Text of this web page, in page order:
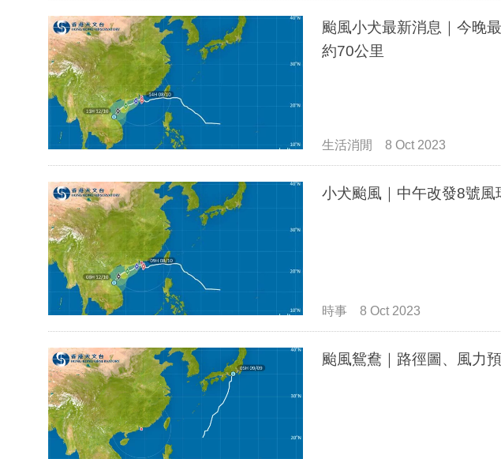
颱風小犬最新消息｜今晚
約70公里
生活消閒 8 Oct 2023
小犬颱風｜中午改發8號風
時事 8 Oct 2023
颱風鴛鴦｜路徑圖、風力